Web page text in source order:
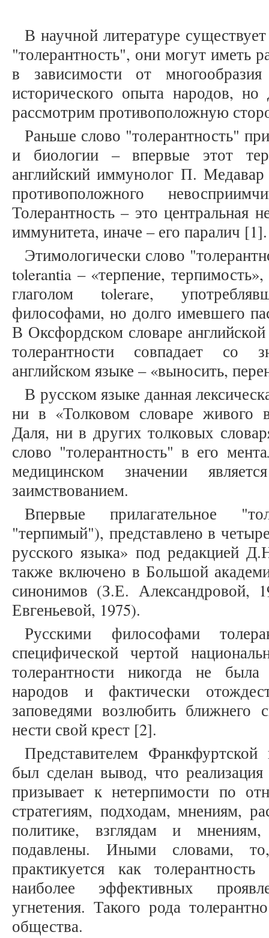
В научной литературе
"толерантность", они могут иметь
в зависимости от
исторического опыта народов,
рассмотрим противоположную
Раньше слово "толерантность"
и биологии – впервые этот
английский иммунолог П. Медавар
противоположного
Толерантность – это центральная
иммунитета, иначе – его паралич
Этимологически слово
tolerantia – «терпение,
глаголом tolerare,
философами, но долго имевшего
В Оксфордском словаре
толерантности совпадает со
английском языке – «выносить,
В русском языке данная
ни в «Толковом словаре живого
Даля, ни в других толковых
слово "толерантность" в его
медицинском значении
заимствованием.
Впервые прилагательное
"терпимый"), представлено в
русского языка» под редакцией
также включено в Большой
синонимов (З.Е. Александровой,
Евгеньевой, 1975).
Русскими философами
специфической чертой
толерантности никогда не
народов и фактически
заповедями возлюбить ближнего
нести свой крест [2].
Представителем
был сделан вывод, что реализация
призывает к нетерпимости по
стратегиям, подходам, мнениям,
политике, взглядам и
подавлены. Иными словами,
практикуется как
наиболее эффективных
угнетения. Такого рода
общества.